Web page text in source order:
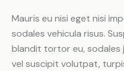
Mauris eu nisi eget nisi
sodales vehicula risus.
blandit tortor eu,
vel suscipit volutpat,